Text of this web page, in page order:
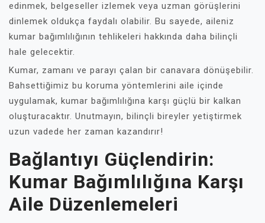
edinmek, belgeseller izlemek veya uzman görüşlerini
dinlemek oldukça faydalı olabilir. Bu sayede, aileniz
kumar bağımlılığının tehlikeleri hakkında daha bilinçli
hale gelecektir.
Kumar, zamanı ve parayı çalan bir canavara dönüşebilir.
Bahsettiğimiz bu koruma yöntemlerini aile içinde
uygulamak, kumar bağımlılığına karşı güçlü bir kalkan
oluşturacaktır. Unutmayın, bilinçli bireyler yetiştirmek
uzun vadede her zaman kazandırır!
Bağlantıyı Güçlendirin:
Kumar Bağımlılığına Karşı
Aile Düzenlemeleri